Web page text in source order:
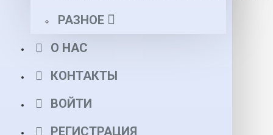
РАЗНОЕ
О НАС
КОНТАКТЫ
ВОЙТИ
РЕГИСТРАЦИЯ